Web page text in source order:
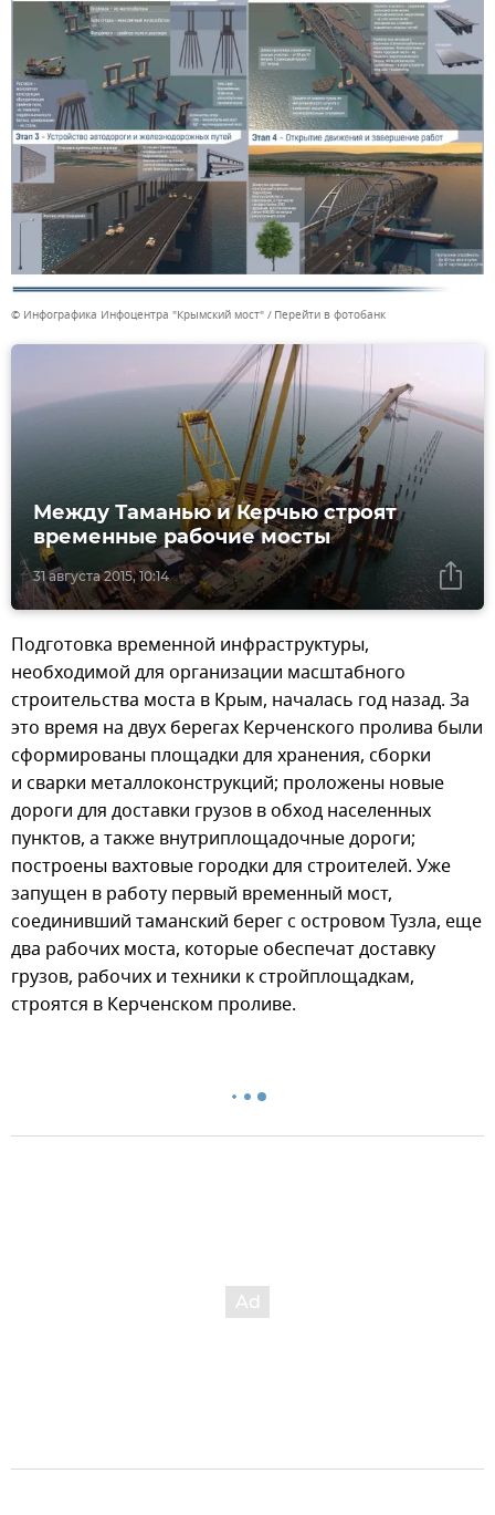
© Инфографика Инфоцентра "Крымский мост" Перейти в фотобанк
31 августа 2015, 10:14
Между Таманью и Керчью строят
временные рабочие мосты
Подготовка временной инфраструктуры,
необходимой для организации масштабного
строительства моста в Крым, началась год назад. За
это время на двух берегах Керченского пролива были
сформированы площадки для хранения, сборки
и сварки металлоконструкций; проложены новые
дороги для доставки грузов в обход населенных
пунктов, а также внутриплощадочные дороги;
построены вахтовые городки для строителей. Уже
запущен в работу первый временный мост,
соединивший таманский берег с островом Тузла, еще
два рабочих моста, которые обеспечат доставку
грузов, рабочих и техники к стройплощадкам,
строятся в Керченском проливе.